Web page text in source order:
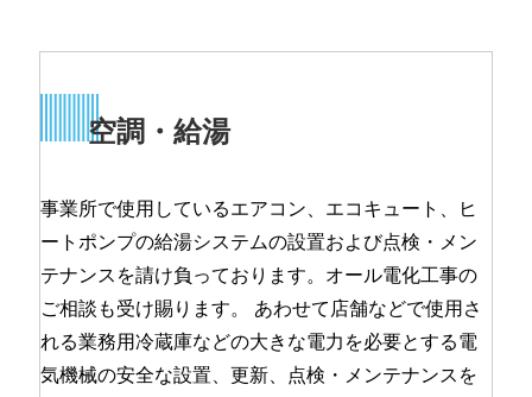
空調・給湯
事業所で使用しているエアコン、エコキュート、ヒ
ートポンプの給湯システムの設置および点検・メン
テナンスを請け負っております。オール電化工事の
ご相談も受け賜ります。 あわせて店舗などで使用さ
れる業務用冷蔵庫などの大きな電力を必要とする電
気機械の安全な設置、更新、点検・メンテナンスを